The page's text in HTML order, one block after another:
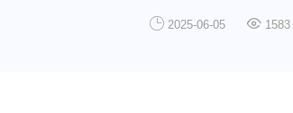
2025-06-05 1583